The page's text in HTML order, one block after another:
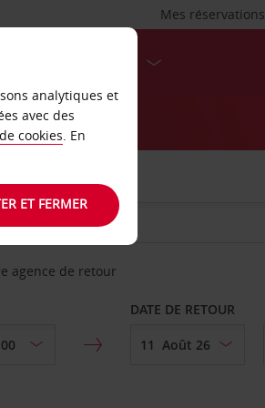
Mes réservations
agence de retour
DATE DE RETOUR
analytiques et
avec des
cookies. En
ET FERMER